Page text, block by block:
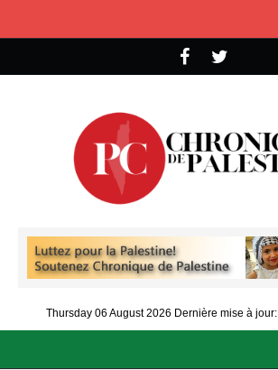
Thursday 06 August 2026 Dernière mise à jour: